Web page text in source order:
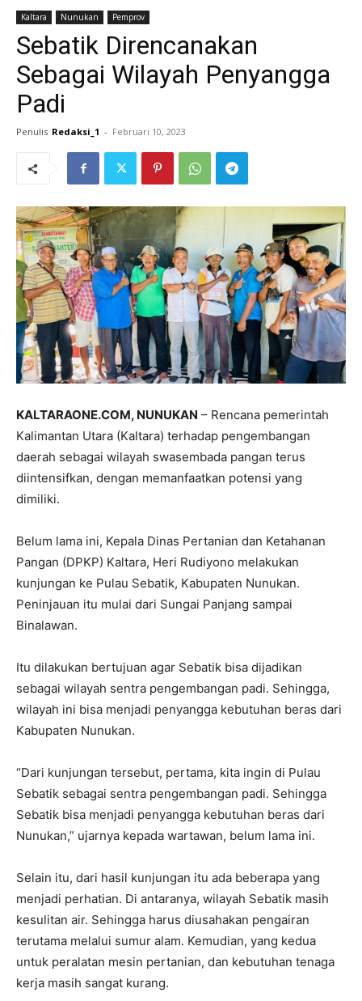
Kaltara Nunukan Pemprov
Sebatik Direncanakan
Sebagai Wilayah Penyangga
Padi
Penulis Redaksi_1 - Februari 10, 2023
KALTARAONE.COM, NUNUKAN – Rencana pemerintah
Kalimantan Utara (Kaltara) terhadap pengembangan
daerah sebagai wilayah swasembada pangan terus
diintensifkan, dengan memanfaatkan potensi yang
dimiliki.
Belum lama ini, Kepala Dinas Pertanian dan Ketahanan
Pangan (DPKP) Kaltara, Heri Rudiyono melakukan
kunjungan ke Pulau Sebatik, Kabupaten Nunukan.
Peninjauan itu mulai dari Sungai Panjang sampai
Binalawan.
Itu dilakukan bertujuan agar Sebatik bisa dijadikan
sebagai wilayah sentra pengembangan padi. Sehingga,
wilayah ini bisa menjadi penyangga kebutuhan beras dari
Kabupaten Nunukan.
“Dari kunjungan tersebut, pertama, kita ingin di Pulau
Sebatik sebagai sentra pengembangan padi. Sehingga
Sebatik bisa menjadi penyangga kebutuhan beras dari
Nunukan,” ujarnya kepada wartawan, belum lama ini.
Selain itu, dari hasil kunjungan itu ada beberapa yang
menjadi perhatian. Di antaranya, wilayah Sebatik masih
kesulitan air. Sehingga harus diusahakan pengairan
terutama melalui sumur alam. Kemudian, yang kedua
untuk peralatan mesin pertanian, dan kebutuhan tenaga
kerja masih sangat kurang.